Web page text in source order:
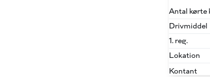
Antal kørte
Drivmiddel
1. reg.
Lokation
Kontant